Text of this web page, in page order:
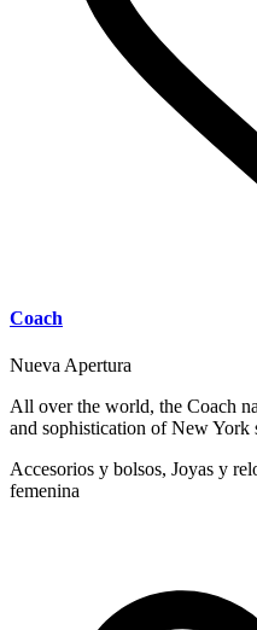
Coach
Nueva Apertura
All over the world, the Coach
and sophistication of New York
Accesorios y bolsos, Joyas y
femenina